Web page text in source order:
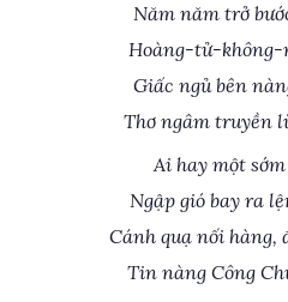
Năm năm trở
Hoàng-tử-không-
Giấc ngủ bên
Thơ ngâm truyền
Ai hay một
Ngập gió bay ra
Cánh quạ nối hàng,
Tin nàng Công